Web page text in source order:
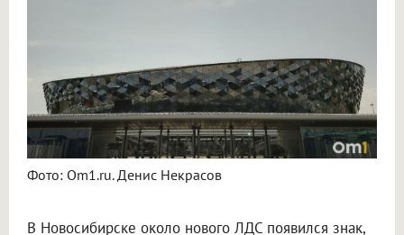
Фото: Om1.ru. Денис Некрасов
В Новосибирске около нового ЛДС появился знак,